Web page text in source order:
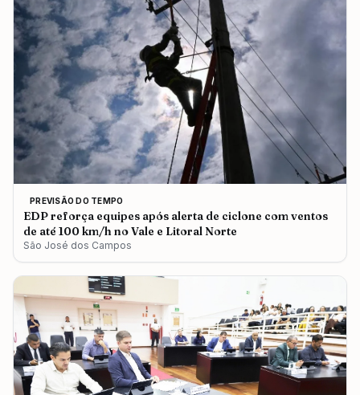
PREVISÃO DO TEMPO
EDP reforça equipes após alerta de ciclone com ventos
de até 100 km/h no Vale e Litoral Norte
São José dos Campos